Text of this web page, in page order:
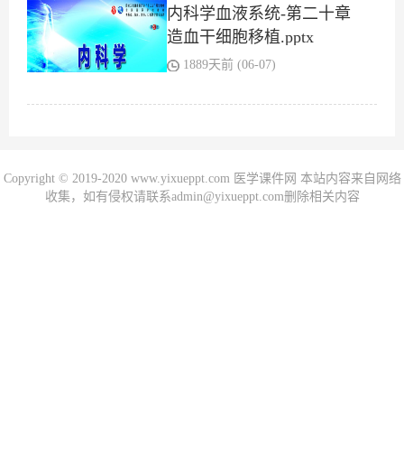
内科学血液系统-第二十章
造血干细胞移植.pptx
1889天前 (06-07)
Copyright © 2019-2020 www.yixueppt.com 医学课件网 本站内容来自网络
收集，如有侵权请联系admin@yixueppt.com删除相关内容